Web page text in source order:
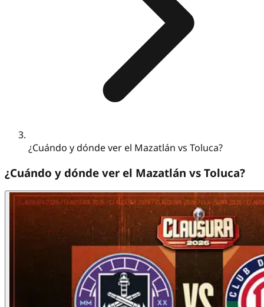
¿Cuándo y dónde ver el Mazatlán vs Toluca?
¿Cuándo y dónde ver el Mazatlán vs Toluca?